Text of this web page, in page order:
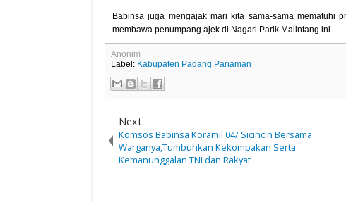
Babinsa juga mengajak mari kita sama-sama
membawa penumpang ajek di Nagari Parik Malintang ini.
Anonim
Label: Kabupaten Padang Pariaman
Next
Komsos Babinsa Koramil 04/ Sicincin Bersama
Warganya,Tumbuhkan Kekompakan Serta
Kemanunggalan TNI dan Rakyat